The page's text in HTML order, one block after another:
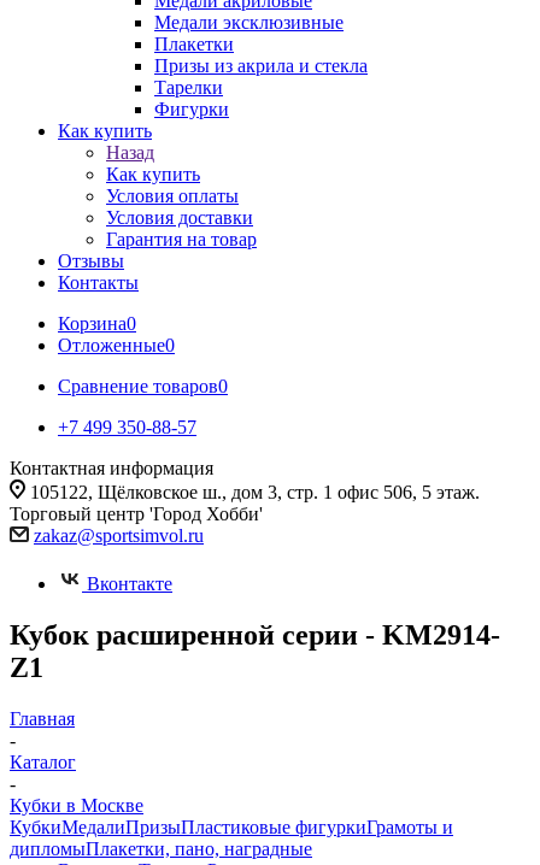
Медали эксклюзивные
Плакетки
Призы из акрила и стекла
Тарелки
Фигурки
Как купить
Назад
Как купить
Условия оплаты
Условия доставки
Гарантия на товар
Отзывы
Контакты
Корзина0
Отложенные0
Сравнение товаров0
+7 499 350-88-57
Контактная информация
105122, Щёлковское ш., дом 3, стр. 1 офис 506, 5 этаж.
Торговый центр 'Город Хобби'
zakaz@sportsimvol.ru
Вконтакте
Кубок расширенной серии - KM2914-
Z1
Главная
-
Каталог
-
Кубки в Москве
КубкиМедалиПризыПластиковые фигуркиГрамоты и
дипломыПлакетки, пано, наградные